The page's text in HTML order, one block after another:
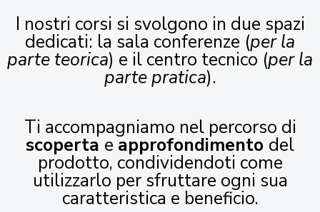
I nostri corsi si svolgono in due spazi
dedicati: la sala conferenze (per la
parte teorica) e il centro tecnico (per la
parte pratica).
Ti accompagniamo nel percorso di
scoperta e approfondimento del
prodotto, condividendoti come
utilizzarlo per sfruttare ogni sua
caratteristica e beneficio.